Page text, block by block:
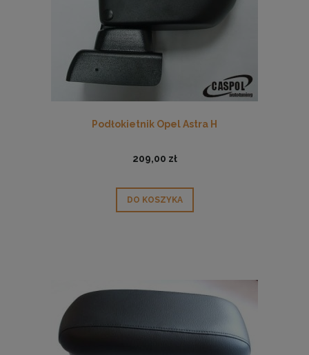
Podłokietnik Opel Astra H
209,00 zł
DO KOSZYKA